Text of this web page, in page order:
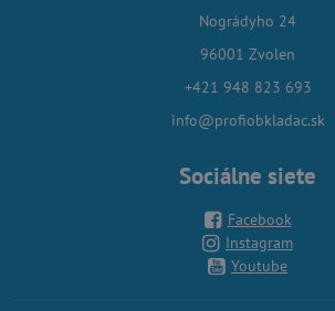
Nográdyho 24
96001 Zvolen
+421 948 823 693
info@profiobkladac.sk
Sociálne siete
Facebook
Instagram
Youtube